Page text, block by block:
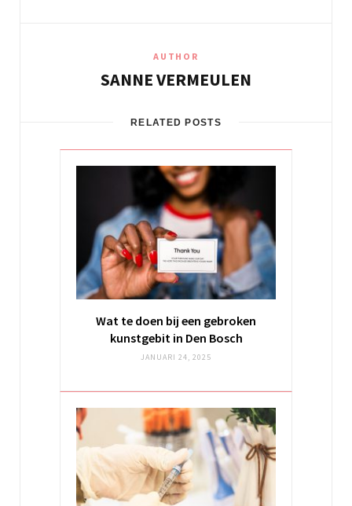
AUTHOR
SANNE VERMEULEN
RELATED POSTS
Wat te doen bij een gebroken
kunstgebit in Den Bosch
JANUARI 24, 2025